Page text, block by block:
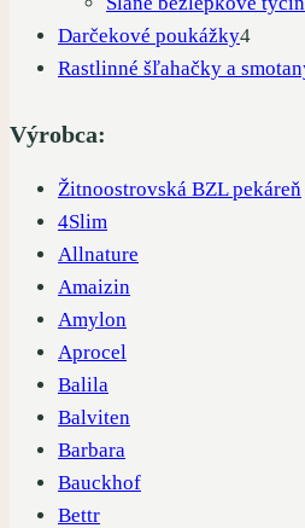
Darčekové poukážky44
Rastlinné šľahačky a
Výrobca:
Žitnoostrovská BZL pekáreň
4Slim
Allnature
Amaizin
Amylon
Aprocel
Balila
Balviten
Barbara
Bauckhof
Bettr